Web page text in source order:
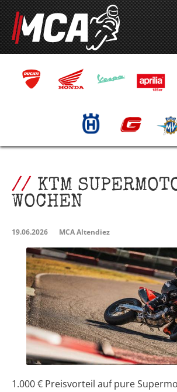
KTM
WOCHEN
19.06.2026 MCA Altendiez
1.000 € Preisvorteil auf pure